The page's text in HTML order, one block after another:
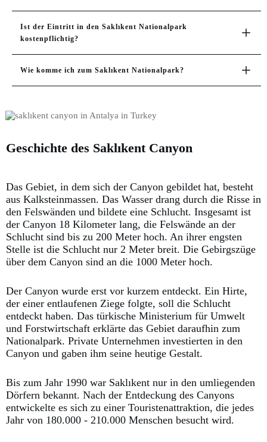
Ist der Eintritt in den Saklıkent Nationalpark
kostenpflichtig?
Wie komme ich zum Saklıkent Nationalpark?
Geschichte des Saklıkent Canyon
Das Gebiet, in dem sich der Canyon gebildet hat, besteht
aus Kalksteinmassen. Das Wasser drang durch die Risse in
den Felswänden und bildete eine Schlucht. Insgesamt ist
der Canyon 18 Kilometer lang, die Felswände an der
Schlucht sind bis zu 200 Meter hoch. An ihrer engsten
Stelle ist die Schlucht nur 2 Meter breit. Die Gebirgszüge
über dem Canyon sind an die 1000 Meter hoch.
Der Canyon wurde erst vor kurzem entdeckt. Ein Hirte,
der einer entlaufenen Ziege folgte, soll die Schlucht
entdeckt haben. Das türkische Ministerium für Umwelt
und Forstwirtschaft erklärte das Gebiet daraufhin zum
Nationalpark. Private Unternehmen investierten in den
Canyon und gaben ihm seine heutige Gestalt.
Bis zum Jahr 1990 war Saklıkent nur in den umliegenden
Dörfern bekannt. Nach der Entdeckung des Canyons
entwickelte es sich zu einer Touristenattraktion, die jedes
Jahr von 180.000 - 210.000 Menschen besucht wird.